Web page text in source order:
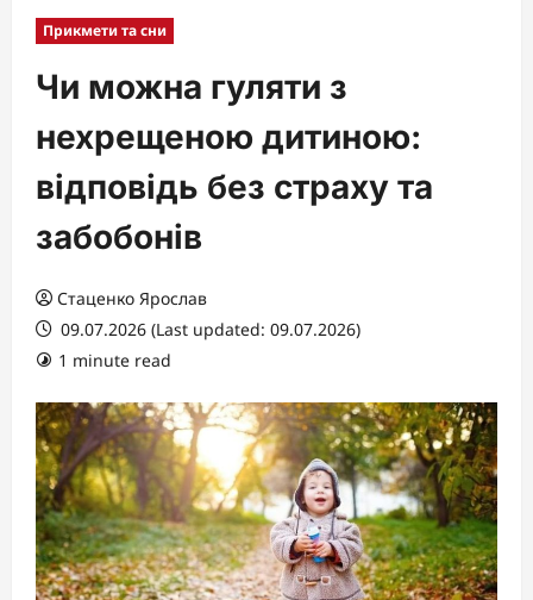
Прикмети та сни
Чи можна гуляти з
нехрещеною дитиною:
відповідь без страху та
забобонів
Стаценко Ярослав
09.07.2026 (Last updated: 09.07.2026)
1 minute read